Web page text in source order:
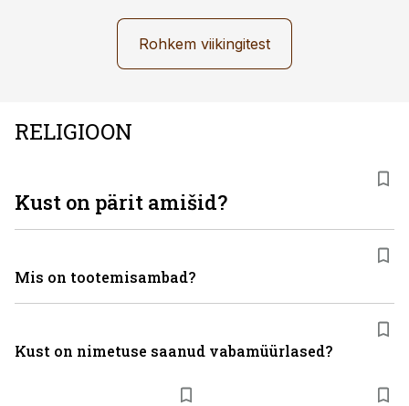
Rohkem viikingitest
RELIGIOON
Kust on pärit amišid?
Mis on tootemisambad?
Kust on nimetuse saanud vabamüürlased?